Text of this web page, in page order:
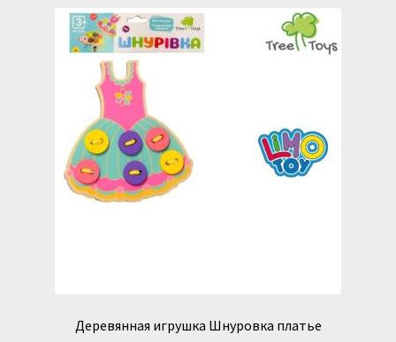
Деревянная игрушка Шнуровка платье